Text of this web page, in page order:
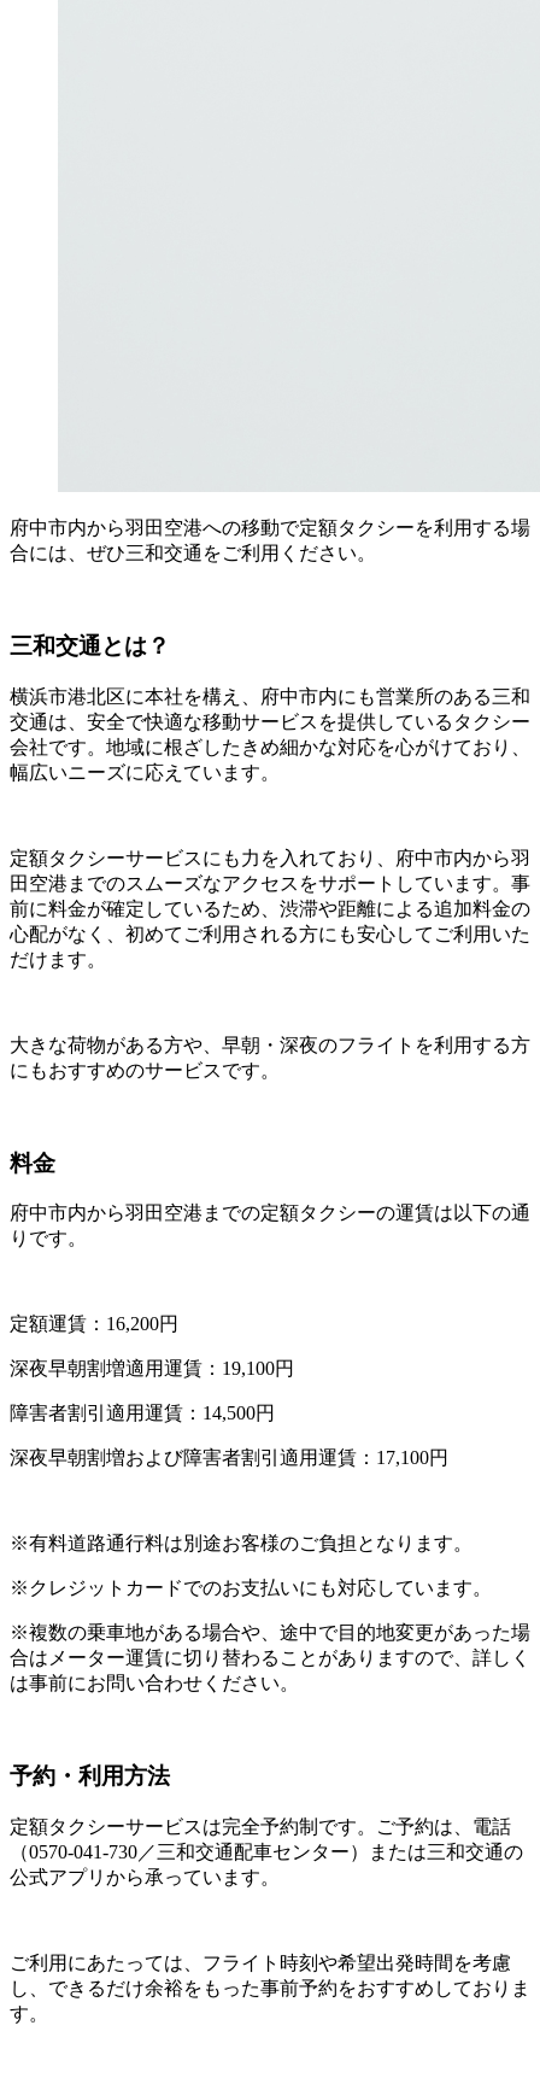
府中市内から羽田空港への移動で定額タクシーを利用する場
合には、ぜひ三和交通をご利用ください。
三和交通とは？
横浜市港北区に本社を構え、府中市内にも営業所のある三和
交通は、安全で快適な移動サービスを提供しているタクシー
会社です。地域に根ざしたきめ細かな対応を心がけており、
幅広いニーズに応えています。
定額タクシーサービスにも力を入れており、府中市内から羽
田空港までのスムーズなアクセスをサポートしています。事
前に料金が確定しているため、渋滞や距離による追加料金の
心配がなく、初めてご利用される方にも安心してご利用いた
だけます。
大きな荷物がある方や、早朝・深夜のフライトを利用する方
にもおすすめのサービスです。
料金
府中市内から羽田空港までの定額タクシーの運賃は以下の通
りです。
定額運賃：16,200円
深夜早朝割増適用運賃：19,100円
障害者割引適用運賃：14,500円
深夜早朝割増および障害者割引適用運賃：17,100円
※有料道路通行料は別途お客様のご負担となります。
※クレジットカードでのお支払いにも対応しています。
※複数の乗車地がある場合や、途中で目的地変更があった場
合はメーター運賃に切り替わることがありますので、詳しく
は事前にお問い合わせください。
予約・利用方法
定額タクシーサービスは完全予約制です。ご予約は、電話
（0570-041-730／三和交通配車センター）または三和交通の
公式アプリから承っています。
ご利用にあたっては、フライト時刻や希望出発時間を考慮
し、できるだけ余裕をもった事前予約をおすすめしておりま
す。